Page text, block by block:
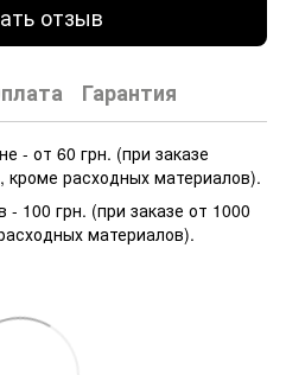
отзыв
Гарантия
- от 60 грн. (при заказе
кроме расходных материалов).
100 грн. (при заказе от 1000
материалов).